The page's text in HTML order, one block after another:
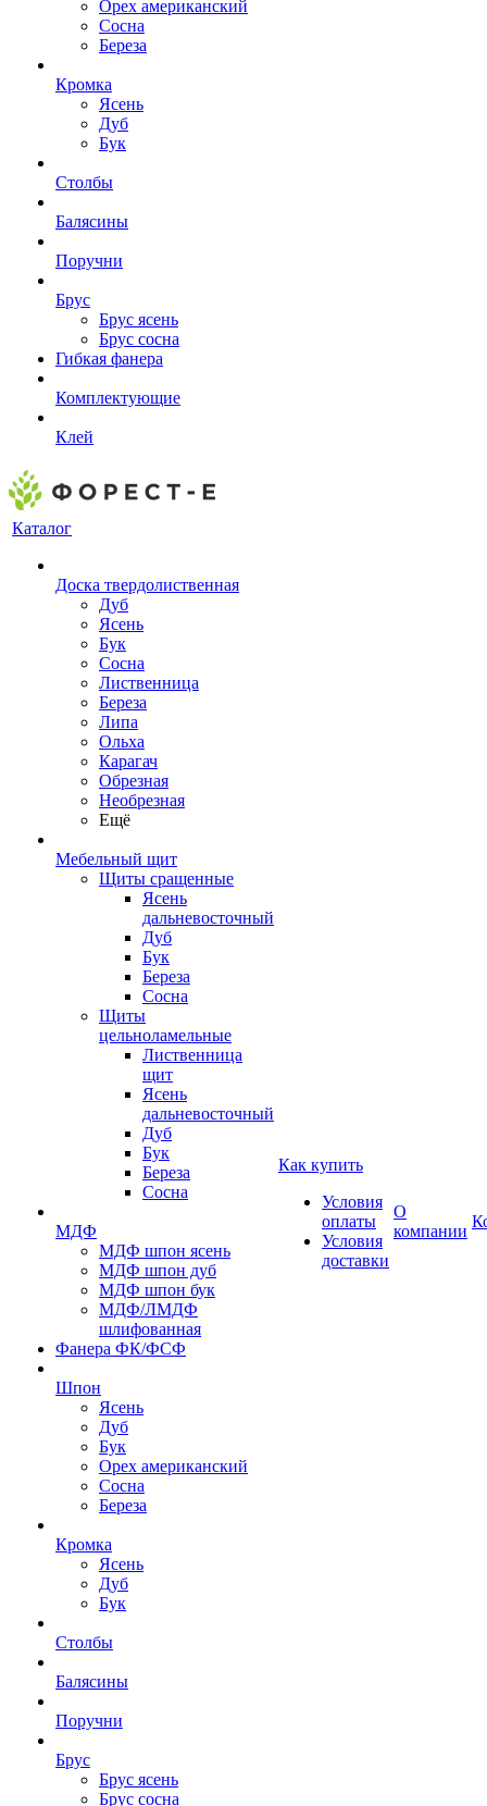
Орех американский
Сосна
Береза
Кромка
Ясень
Дуб
Бук
Столбы
Балясины
Поручни
Брус
Брус ясень
Брус сосна
Гибкая фанера
Комплектующие
Клей
Каталог
Доска твердолиственная
Дуб
Ясень
Бук
Сосна
Лиственница
Береза
Липа
Ольха
Карагач
Обрезная
Необрезная
Ещё
Мебельный щит
Щиты сращенные
Ясень
дальневосточный
Дуб
Бук
Береза
Сосна
Щиты
цельноламельные
Лиственница
щит
Ясень
дальневосточный
Дуб
Бук
Береза
Сосна
МДФ
МДФ шпон ясень
МДФ шпон дуб
МДФ шпон бук
МДФ/ЛМДФ
шлифованная
Фанера ФК/ФСФ
Шпон
Ясень
Дуб
Бук
Орех американский
Сосна
Береза
Кромка
Ясень
Дуб
Бук
Столбы
Балясины
Поручни
Брус
Брус ясень
Брус сосна
Как купить
Условия
оплаты
Условия
доставки
О
компании